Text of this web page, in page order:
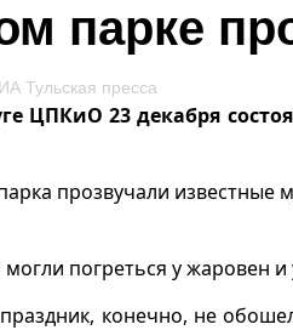
парке
ИА Тульская пресса
ЦПКиО 23 декабря
прозвучали
погреться у жаровен
конечно, не